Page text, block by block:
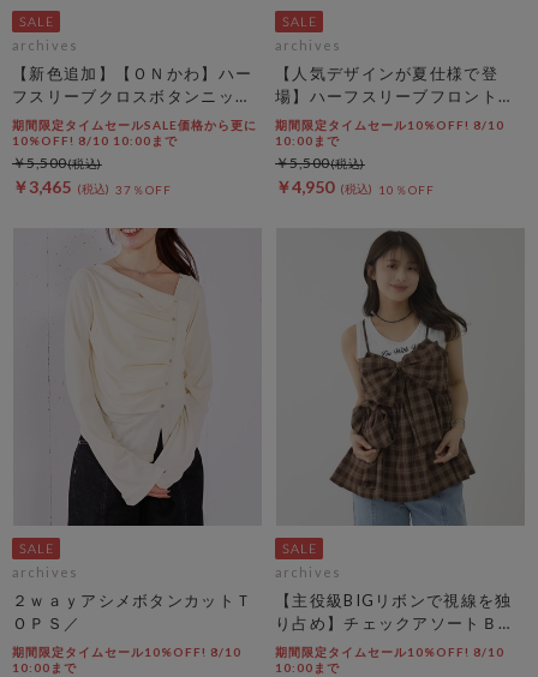
archives
【新色追加】【ＯＮかわ】ハー
フスリーブクロスボタンニット
カーディガン
期間限定タイムセールSALE価格から更に
10%OFF! 8/10 10:00まで
￥3,465 37％OFF
￥5,500
archives
【人気デザインが夏仕様で登
場】ハーフスリーブフロントタ
ックカットＴＯＰＳ
期間限定タイムセール10%OFF! 8/10
10:00まで
￥4,950 10％OFF
￥5,500
archives
２ｗａｙアシメボタンカットＴ
ＯＰＳ／
期間限定タイムセール10%OFF! 8/10
10:00まで
archives
【主役級BIGリボンで視線を独
り占め】チェックアソートＢＩ
Ｇリボンキャミビスチェ
期間限定タイムセール10%OFF! 8/10
10:00まで